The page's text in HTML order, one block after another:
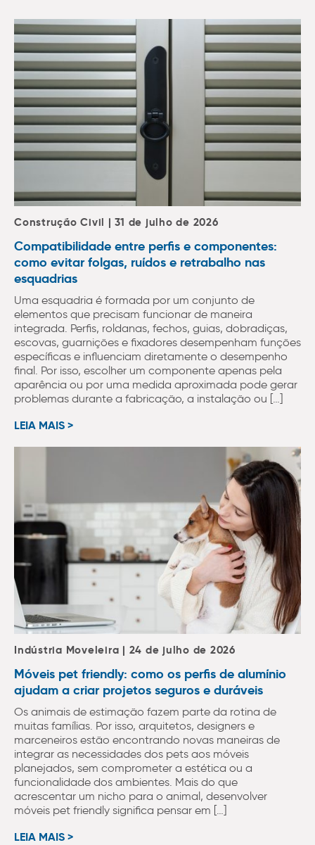
Construção Civil | 31 de julho de 2026
Compatibilidade entre perfis e componentes:
como evitar folgas, ruídos e retrabalho nas
esquadrias
Uma esquadria é formada por um conjunto de
elementos que precisam funcionar de maneira
integrada. Perfis, roldanas, fechos, guias, dobradiças,
escovas, guarnições e fixadores desempenham funções
específicas e influenciam diretamente o desempenho
final. Por isso, escolher um componente apenas pela
aparência ou por uma medida aproximada pode gerar
problemas durante a fabricação, a instalação ou […]
LEIA MAIS >
Indústria Moveleira | 24 de julho de 2026
Móveis pet friendly: como os perfis de alumínio
ajudam a criar projetos seguros e duráveis
Os animais de estimação fazem parte da rotina de
muitas famílias. Por isso, arquitetos, designers e
marceneiros estão encontrando novas maneiras de
integrar as necessidades dos pets aos móveis
planejados, sem comprometer a estética ou a
funcionalidade dos ambientes. Mais do que
acrescentar um nicho para o animal, desenvolver
móveis pet friendly significa pensar em […]
LEIA MAIS >